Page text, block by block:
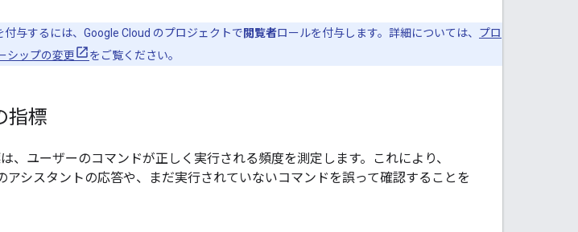
与するには、 Google Cloud のプロジェクトで閲覧者ロールを付与します。詳細については、 プロ
シップの変更
をご覧ください。
指標
、ユーザーのコマンドが正しく実行される頻度を測定します。これにより、
アシスタントの応答や、まだ実行されていないコマンドを誤って確認することを